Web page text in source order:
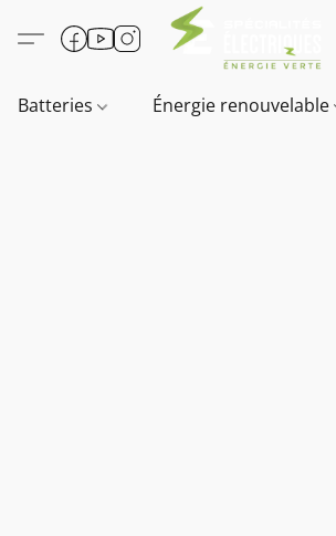
Batteries Énergie renouvelable